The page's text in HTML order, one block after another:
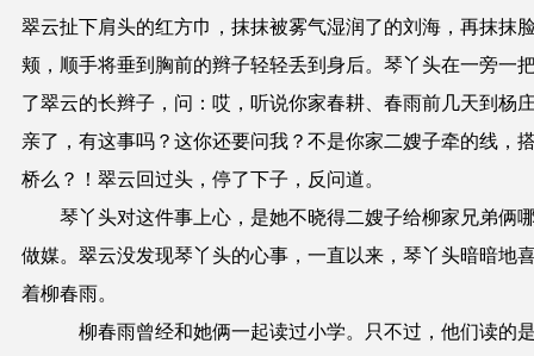
翠云扯下肩头的红方巾，抹抹被雾气湿润了的刘海，再抹抹
颊，顺手将垂到胸前的辫子轻轻丢到身后。琴丫头在一旁一
了翠云的长辫子，问：哎，听说你家春耕、春雨前几天到杨
亲了，有这事吗？这你还要问我？不是你家二嫂子牵的线，
桥么？！翠云回过头，停了下子，反问道。
琴丫头对这件事上心，是她不晓得二嫂子给柳家兄弟俩
做媒。翠云没发现琴丫头的心事，一直以来，琴丫头暗暗地
着柳春雨。
柳春雨曾经和她俩一起读过小学。只不过，他们读的